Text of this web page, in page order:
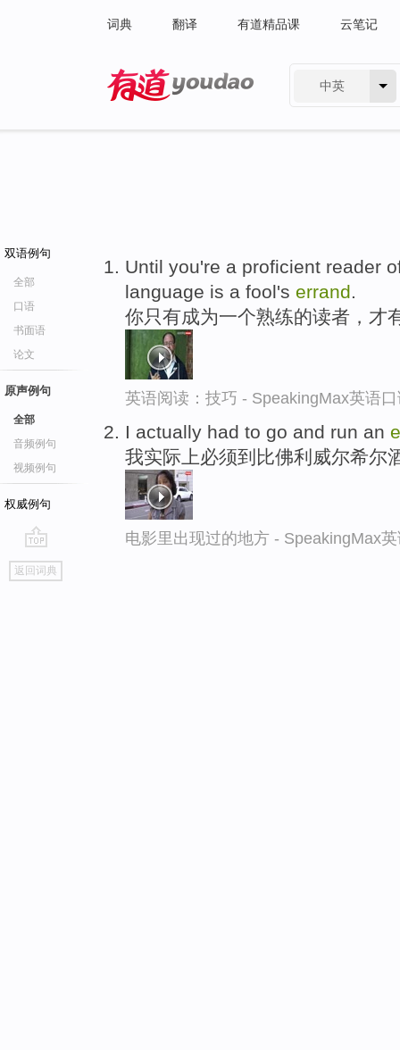
词典 翻译 有道精品课 云笔记
中英
双语例句
全部
口语
书面语
论文
原声例句
全部
音频例句
视频例句
权威例句
go
top
返回词典
Until you're a proficient reader
language is a fool's errand.
你只有成为一个熟练的读者，才
英语阅读：技巧 - SpeakingMax英语
I actually had to go and run an
我实际上必须到比佛利威尔希尔
电影里出现过的地方 - SpeakingMax